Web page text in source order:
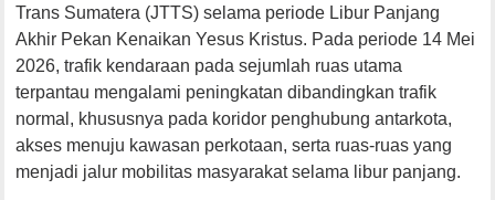
Trans Sumatera (JTTS) selama periode Libur Panjang
Akhir Pekan Kenaikan Yesus Kristus. Pada periode 14 Mei
2026, trafik kendaraan pada sejumlah ruas utama
terpantau mengalami peningkatan dibandingkan trafik
normal, khususnya pada koridor penghubung antarkota,
akses menuju kawasan perkotaan, serta ruas-ruas yang
menjadi jalur mobilitas masyarakat selama libur panjang.